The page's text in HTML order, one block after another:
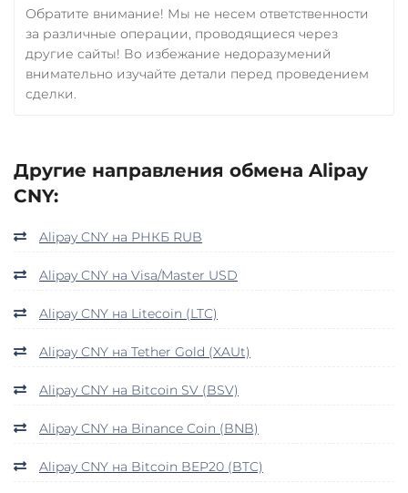
Обратите внимание! Мы не несем ответственности
за различные операции, проводящиеся через
другие сайты! Во избежание недоразумений
внимательно изучайте детали перед проведением
сделки.
Другие направления обмена Alipay
CNY:
Alipay CNY на РНКБ RUB
Alipay CNY на Visa/Master USD
Alipay CNY на Litecoin (LTC)
Alipay CNY на Tether Gold (XAUt)
Alipay CNY на Bitcoin SV (BSV)
Alipay CNY на Binance Coin (BNB)
Alipay CNY на Bitcoin BEP20 (BTC)